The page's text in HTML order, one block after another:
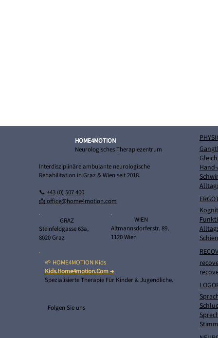
HOME4MOTION
Neurologisches Therapiezentrum
Interdisziplinäre ambulante neurologische
Rehabilitation in Graz & Wien seit 2018.
📞+43 (0) 507 400
📩 office@home4motion.com
GRAZ
Steinfeldgasse 63a,
8020 Graz
WIEN
Altmannsdorferstr. 89,
1120 Wien
🌱 HOME4MOTION Kids
Kids.home4motion.com →
Spezialisierte Therapie Für Kinder & Jugendliche.
Folgen Sie uns